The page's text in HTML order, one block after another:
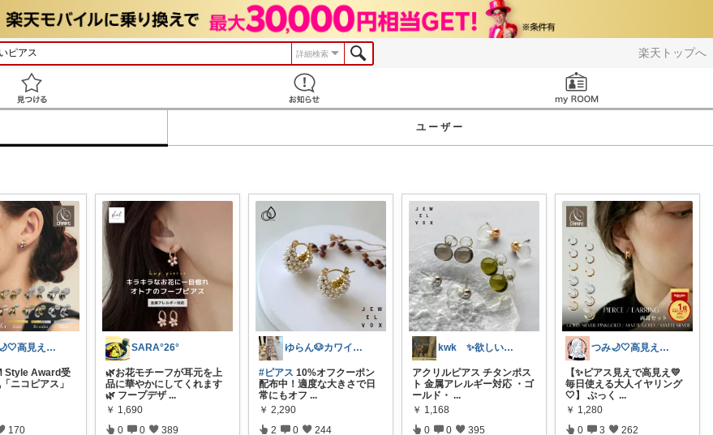
楽天トップへ
詳細検索
ユーザー
つみ🌙🤍高見えアクセ&ファッション
Style Award受
ニコピアス」
170
SARA°26°
🌿お花モチーフが耳元を上
品に華やかにしてくれます
🌿 フープデザ ...
￥ 1,690
0 0 389
ゆらん🐶カワイイ物コレクター
#ピアス 10%オフクーポン
配布中！適度な大きさで日
常にもオフ ...
￥ 2,290
2 0 244
kwk ✨欲しいもんいっぱい
アクリルピアス チタンポス
ト 金属アレルギー対応 ・ゴ
ールド・ ...
￥ 1,168
0 0 395
つみ🌙🤍高見えアクセ&ファッション
【✨ピアス見えで高見え💛
毎日使える大人イヤリング
🤍】 ぷっく ...
￥ 1,280
0 3 262